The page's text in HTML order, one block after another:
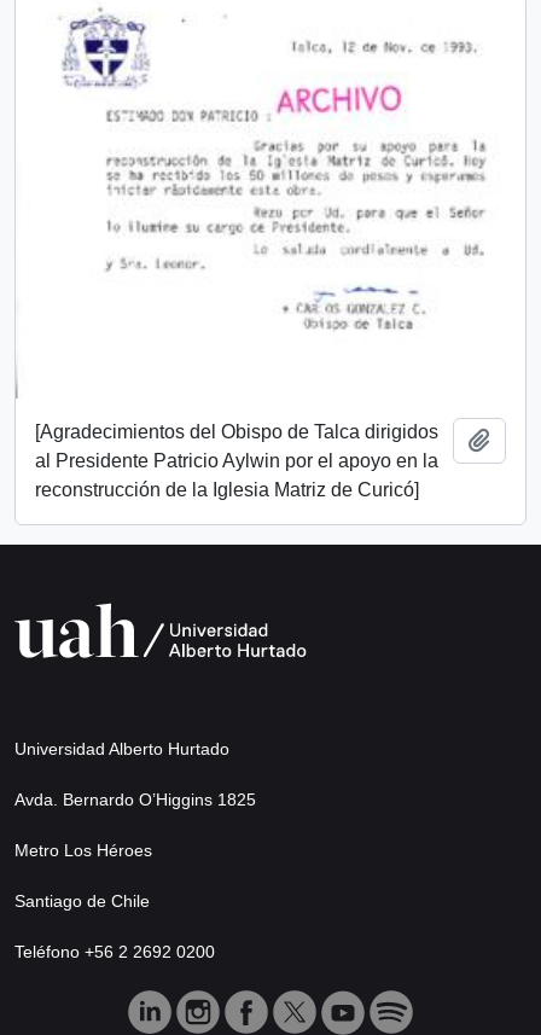
[Agradecimientos del Obispo de Talca dirigidos
al Presidente Patricio Aylwin por el apoyo en la
reconstrucción de la Iglesia Matriz de Curicó]
Universidad Alberto Hurtado
Avda. Bernardo O’Higgins 1825
Metro Los Héroes
Santiago de Chile
Teléfono +56 2 2692 0200